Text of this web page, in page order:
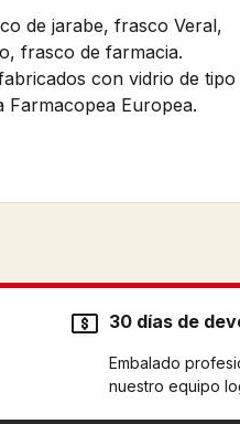
de jarabe, frasco Veral,
frasco de farmacia.
con vidrio de tipo
Farmacopea Europea.
30 días de
Embalado
nuestro equipo